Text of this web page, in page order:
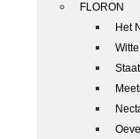
FLORON
Het